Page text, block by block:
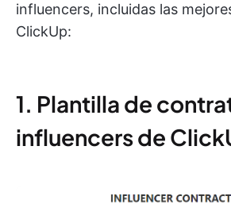
influencers, incluidas las
ClickUp:
1. Plantilla de
influencers de